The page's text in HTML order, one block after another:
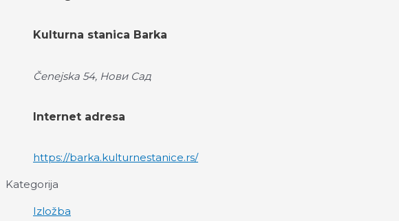
Kulturna stanica Barka
Čenejska 54, Нови Сад
Internet adresa
https://barka.kulturnestanice.rs/
Kategorija
Izložba